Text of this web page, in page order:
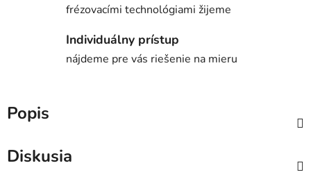
frézovacími technológiami žijeme
Individuálny prístup
nájdeme pre vás riešenie na mieru
Popis
Diskusia